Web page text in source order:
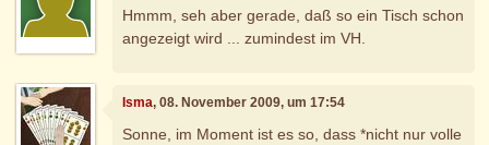
Hmmm, seh aber gerade, daß so ein Tisch schon
angezeigt wird ... zumindest im VH.
Isma, 08. November 2009, um 17:54
Sonne, im Moment ist es so, dass *nicht nur volle